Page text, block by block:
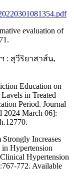
evaluation of
: สุวีริยาสาส์น,
Education on
in Treated
Period. Journal
2024 March 06]:
Increases
Hypertension
Hypertension
772. Available